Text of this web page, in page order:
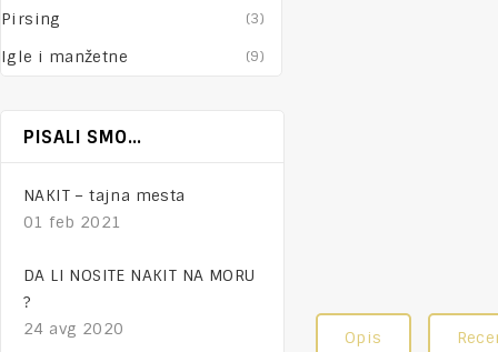
Opis
Pirsing (3)
Igle i manžetne (9)
PISALI SMO…
NAKIT – tajna mesta
01 feb 2021
DA LI NOSITE NAKIT NA MORU
?
24 avg 2020